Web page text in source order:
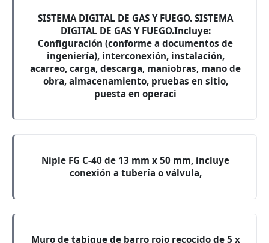
SISTEMA DIGITAL DE GAS Y FUEGO. SISTEMA
DIGITAL DE GAS Y FUEGO.Incluye:
Configuración (conforme a documentos de
ingeniería), interconexión, instalación,
acarreo, carga, descarga, maniobras, mano de
obra, almacenamiento, pruebas en sitio,
puesta en operaci
Niple FG C-40 de 13 mm x 50 mm, incluye
conexión a tubería o válvula,
Muro de tabique de barro rojo recocido de 5 x